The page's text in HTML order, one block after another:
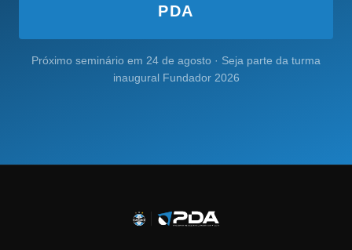
PDA
Próximo seminário em 24 de agosto · Seja parte da turma
inaugural Fundador 2026